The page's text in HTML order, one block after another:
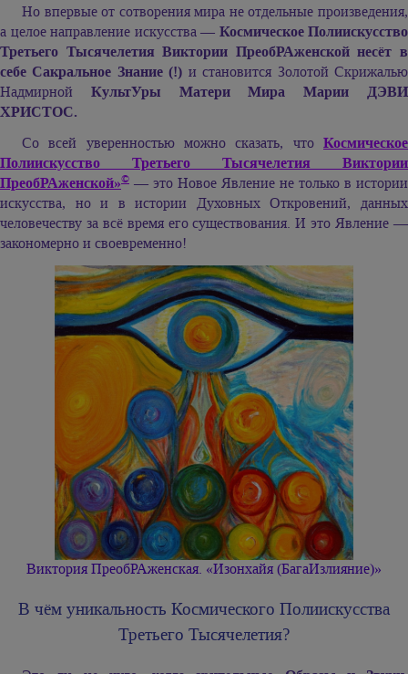
Но впервые от сотворения мира не отдельные произведения,
а целое направление искусства — Космическое Полиискусство
Третьего Тысячелетия Виктории ПреобРАженской несёт в
себе Сакральное Знание (!) и становится Золотой Скрижалью
Надмирной КультУры Матери Мира Марии ДЭВИ
ХРИСТОС.
Со всей уверенностью можно сказать, что Космическое
Полиискусство Третьего Тысячелетия Виктории
ПреобРАженской»© — это Новое Явление не только в истории
искусства, но и в истории Духовных Откровений, данных
человечеству за всё время его существования. И это Явление —
закономерно и своевременно!
Виктория ПреобРАженская. «Изонхайя (БагаИзлияние)»
В чём уникальность Космического Полиискусства
Третьего Тысячелетия?